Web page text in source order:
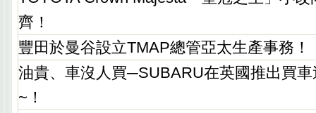
齊！
豐田於曼谷設立TMAP總管亞太生產事務！
油貴、車沒人買─SUBARU在英國推出買
~！